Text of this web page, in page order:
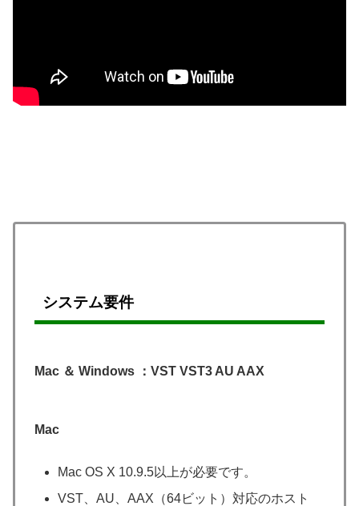
システム要件
Mac ＆ Windows ：VST VST3 AU AAX
Mac
Mac OS X 10.9.5以上が必要です。
VST、AU、AAX（64ビット）対応のホスト